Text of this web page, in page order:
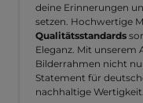
deine Erinnerungen
setzen. Hochwertige
Qualitätsstandards
Eleganz. Mit unserem
Bilderrahmen nicht
Statement für
nachhaltige Wertigkeit.